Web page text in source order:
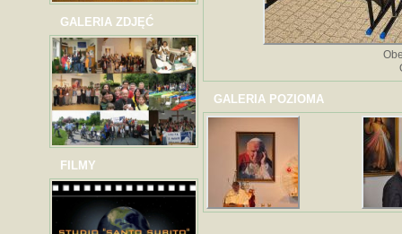
GALERIA ZDJĘĆ
FILMY
GALERIA POZIOMA